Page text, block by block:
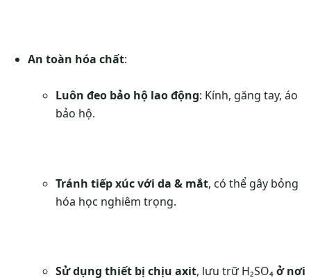
An toàn hóa chất:
Luôn đeo bảo hộ lao động: Kính, găng tay, áo
bảo hộ.
Tránh tiếp xúc với da & mắt, có thể gây bỏng
hóa học nghiêm trọng.
Sử dụng thiết bị chịu axit, lưu trữ H₂SO₄ở nơi